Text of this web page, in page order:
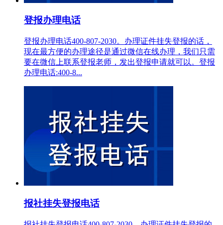
登报办理电话
登报办理电话400-807-2030。办理证件挂失登报的话，
现在最方便的办理途径是通过微信在线办理，我们只需
要在微信上联系登报老师，发出登报申请就可以。登报
办理电话:400-8...
报社挂失登报电话